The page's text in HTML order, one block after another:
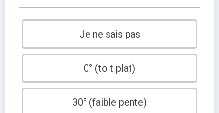
Je ne sais pas
0° (toit plat)
30° (faible pente)